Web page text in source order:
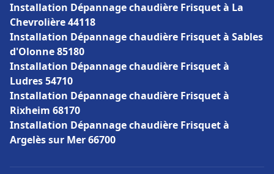
Installation Dépannage chaudière Frisquet à La
Chevrolière 44118
Installation Dépannage chaudière Frisquet à Sables
d'Olonne 85180
Installation Dépannage chaudière Frisquet à
Ludres 54710
Installation Dépannage chaudière Frisquet à
Rixheim 68170
Installation Dépannage chaudière Frisquet à
Argelès sur Mer 66700